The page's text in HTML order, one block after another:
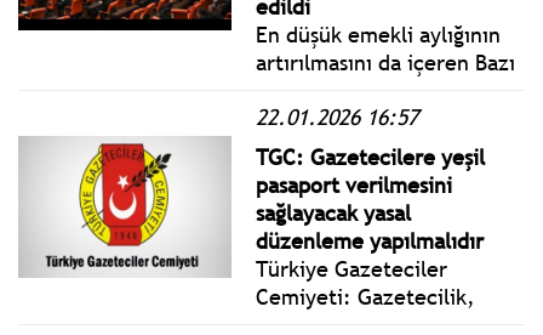
edildi
En düşük emekli aylığının
artırılmasını da içeren Bazı
Kanun Hükmünde
Kararnamede (KHK)
Değişiklik Yapılmasına Dair
Kanun Teklifi, TBMM Genel
Kurulunda kabul edilerek
yasalaştı.
22.01.2026 16:57
TGC: Gazetecilere yeşil
pasaport verilmesini
sağlayacak yasal
düzenleme yapılmalıdır
Türkiye Gazeteciler
Cemiyeti: Gazetecilik,